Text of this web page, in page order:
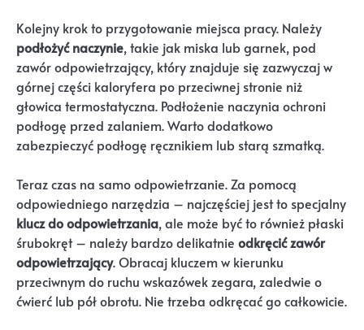
Kolejny krok to przygotowanie miejsca pracy. Należy
podłożyć naczynie, takie jak miska lub garnek, pod
zawór odpowietrzający, który znajduje się zazwyczaj w
górnej części kaloryfera po przeciwnej stronie niż
głowica termostatyczna. Podłożenie naczynia ochroni
podłogę przed zalaniem. Warto dodatkowo
zabezpieczyć podłogę ręcznikiem lub starą szmatką.
Teraz czas na samo odpowietrzanie. Za pomocą
odpowiedniego narzędzia – najczęściej jest to specjalny
klucz do odpowietrzania, ale może być to również płaski
śrubokręt – należy bardzo delikatnie odkręcić zawór
odpowietrzający. Obracaj kluczem w kierunku
przeciwnym do ruchu wskazówek zegara, zaledwie o
ćwierć lub pół obrotu. Nie trzeba odkręcać go całkowicie.